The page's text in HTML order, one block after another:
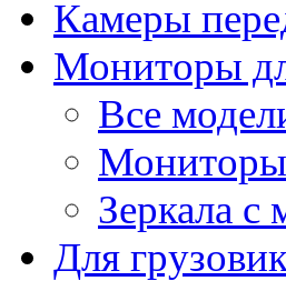
Камеры
Мониторы
Все
Мониторы
Зеркала с
Для